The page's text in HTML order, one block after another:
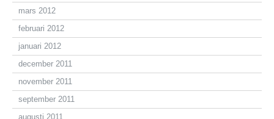
mars 2012
februari 2012
januari 2012
december 2011
november 2011
september 2011
augusti 2011